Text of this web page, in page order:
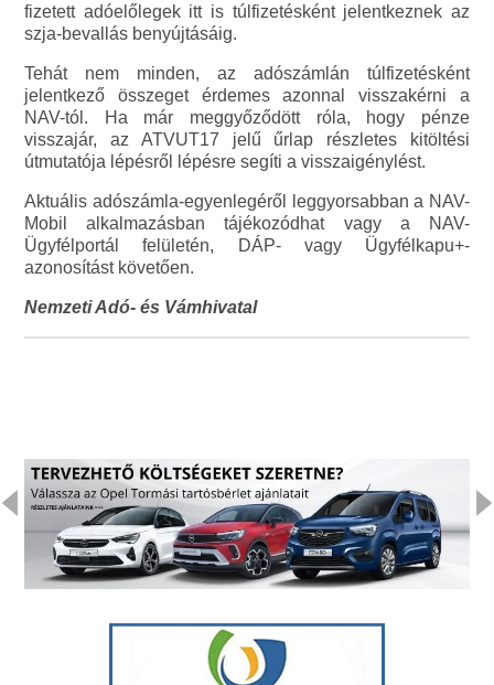
fizetett adóelőlegek itt is túlfizetésként jelentkeznek az
szja-bevallás benyújtásáig.
Tehát nem minden, az adószámlán túlfizetésként
jelentkező összeget érdemes azonnal visszakérni a
NAV-tól. Ha már meggyőződött róla, hogy pénze
visszajár, az ATVUT17 jelű űrlap részletes kitöltési
útmutatója lépésről lépésre segíti a visszaigénylést.
Aktuális adószámla-egyenlegéről leggyorsabban a NAV-
Mobil alkalmazásban tájékozódhat vagy a NAV-
Ügyfélportál felületén, DÁP- vagy Ügyfélkapu+-
azonosítást követően.
Nemzeti Adó- és Vámhivatal